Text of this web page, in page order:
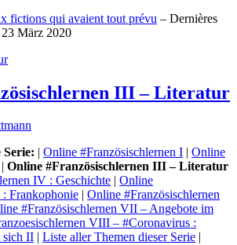
fictions qui avaient tout prévu – Dernières
März 2020
III – Literatur
Serie: | Online #Französischlernen I | Online
| Online #Französischlernen III – Literatur
IV : Geschichte | Online
Frankophonie | Online #Französischlernen
#Französischlernen VII – Angebote im
VIII – #Coronavirus :
sich II | Liste aller Themen dieser Serie |